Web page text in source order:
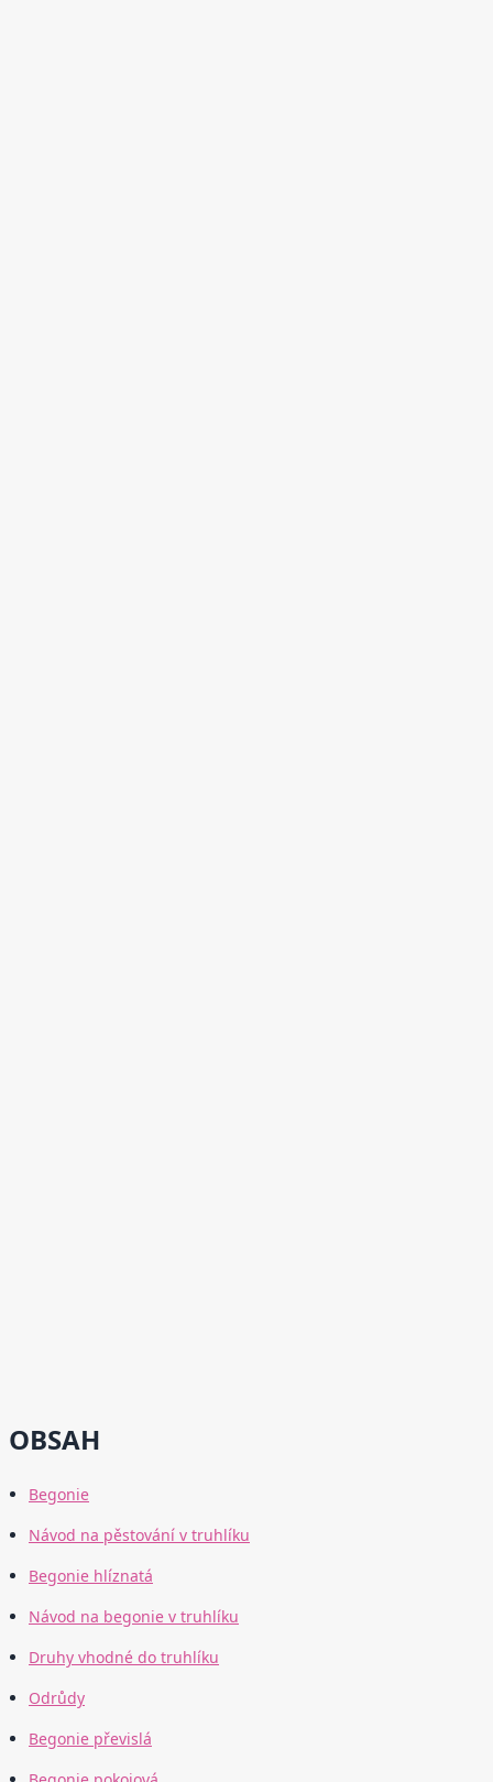
OBSAH
Begonie
Návod na pěstování v truhlíku
Begonie hlíznatá
Návod na begonie v truhlíku
Druhy vhodné do truhlíku
Odrůdy
Begonie převislá